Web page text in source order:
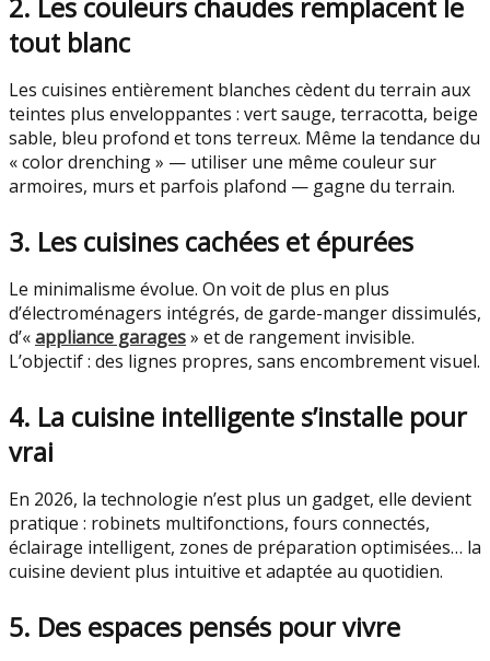
2. Les couleurs chaudes remplacent le
tout blanc
Les cuisines entièrement blanches cèdent du terrain aux
teintes plus enveloppantes : vert sauge, terracotta, beige
sable, bleu profond et tons terreux. Même la tendance du
« color drenching » — utiliser une même couleur sur
armoires, murs et parfois plafond — gagne du terrain.
3. Les cuisines cachées et épurées
Le minimalisme évolue. On voit de plus en plus
d’électroménagers intégrés, de garde-manger dissimulés,
d’«appliance garages» et de rangement invisible.
L’objectif : des lignes propres, sans encombrement visuel.
4. La cuisine intelligente s’installe pour
vrai
En 2026, la technologie n’est plus un gadget, elle devient
pratique : robinets multifonctions, fours connectés,
éclairage intelligent, zones de préparation optimisées… la
cuisine devient plus intuitive et adaptée au quotidien.
5. Des espaces pensés pour vivre